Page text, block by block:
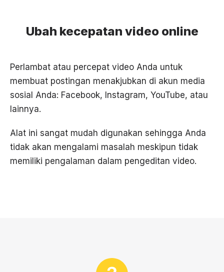
Ubah kecepatan video online
Perlambat atau percepat video Anda untuk
membuat postingan menakjubkan di akun media
sosial Anda: Facebook, Instagram, YouTube, atau
lainnya.
Alat ini sangat mudah digunakan sehingga Anda
tidak akan mengalami masalah meskipun tidak
memiliki pengalaman dalam pengeditan video.